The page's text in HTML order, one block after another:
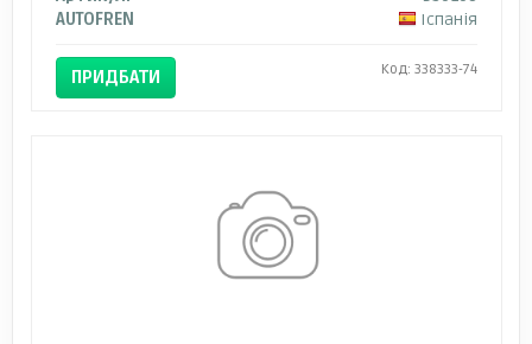
AUTOFREN
Іспанія
ПРИДБАТИ Код: 338333-74